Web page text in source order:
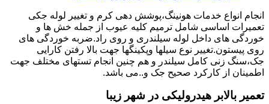
انجام انواع خدمات هونینگ،پوشش دهی کرم و تغییر لوله جکی
تعمیرات اساسی شامل ترمیم کلیه عیوب از جمله خش ها و
خوردگی های داخل لوله سیلندری و روی راد.ضربه خوردگی های
روی پیستون.تغییر نوع سیلها وپکینگها جهت بالا رفتن کارایی
جک،سنگ زنی کامل سیلندر و هم چنین انجام تستهای مختلف جهت
اطمینان از کارکرد صحیح جک و..می باشد.
تعمیر بالابر هیدرولیکی در شهر زیبا